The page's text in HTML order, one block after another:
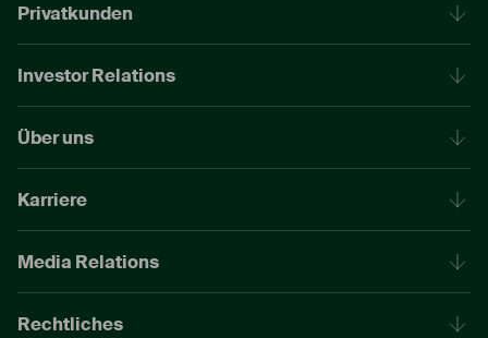
Privatkunden
Investor Relations
Über uns
Karriere
Media Relations
Rechtliches